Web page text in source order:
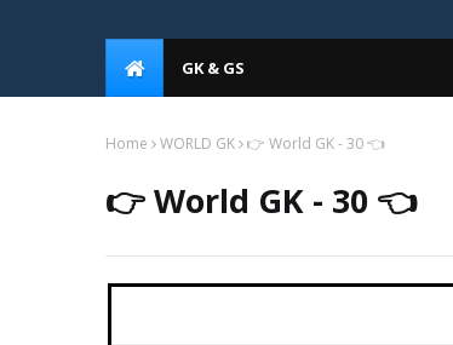
GK & GS
Home WORLD GK 👉 World GK - 30 👈
👉 World GK - 30 👈